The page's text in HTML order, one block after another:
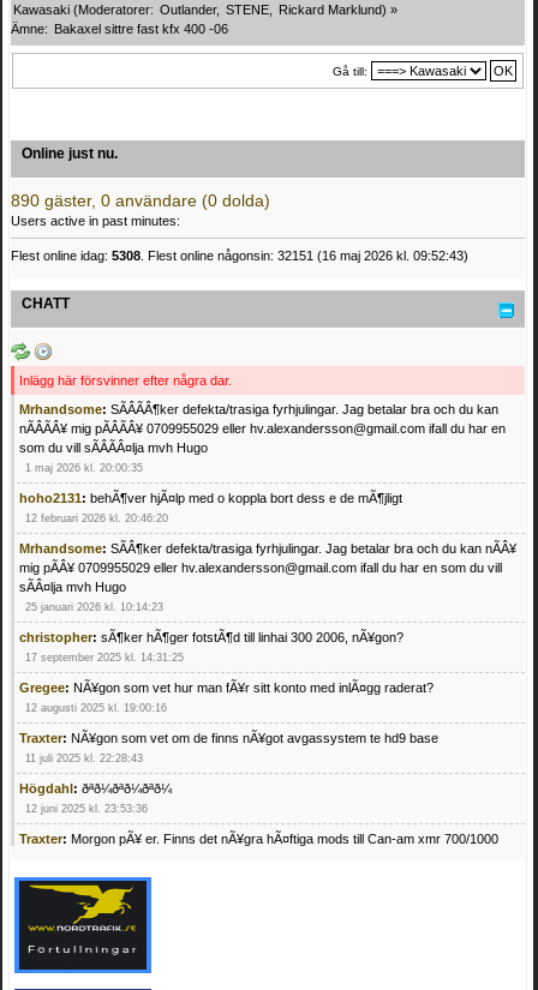
Kawasaki (Moderatorer: Outlander, STENE Rickard Marklund) »
Ämne: Bakaxel sittre fast kfx 400 -06
Gå till:
Online just nu.
890 gäster, 0 användare (0 dolda)
Users active in past minutes:
Flest online idag: 5308 . Flest online någonsin: 32151 (16 maj 2026 kl. 09:52:43)
CHATT
Inlägg här försvinner efter några dar.
Mrhandsome: SÃÂÃÂ¶ker defekta/trasiga fyrhjulingar. Jag betalar bra och du kan
nÃÂÃÂ¥ mig pÃÂÃÂ¥ 0709955029 eller hv.alexandersson@gmail.com ifall du har en
som du vill sÃÂÃÂ¤lja mvh Hugo
1 maj 2026 kl. 20:00:35
hoho2131: behÃ¶ver hjÃ¤lp med o koppla bort dess e de mÃ¶jligt
12 februari 2026 kl. 20:46:20
Mrhandsome: SÃÂ¶ker defekta/trasiga fyrhjulingar. Jag betalar bra och du kan nÃÂ¥
mig pÃÂ¥ 0709955029 eller hv.alexandersson@gmail.com ifall du har en som du vill
sÃÂ¤lja mvh Hugo
25 januari 2026 kl. 10:14:23
christopher: sÃ¶ker hÃ¶ger fotstÃ¶d till linhai 300 2006, nÃ¥gon?
17 september 2025 kl. 14:31:25
Gregee: NÃ¥gon som vet hur man fÃ¥r sitt konto med inlÃ¤gg raderat?
12 augusti 2025 kl. 19:00:16
Traxter: NÃ¥gon som vet om de finns nÃ¥got avgassystem te hd9 base
11 juli 2025 kl. 22:28:43
Högdahl: ðªð¼ðªð¼ðªð¼
12 juni 2025 kl. 23:53:36
Traxter: Morgon pÃ¥ er. Finns det nÃ¥gra hÃ¤ftiga mods till Can-am xmr 700/1000
Mrhandsome:SÃ¶ker defekta/trasiga fyrhjulingar. Jag betalar bra och du kan nÃ¥ mig
pÃ¥ 0709955029 eller hv.alexandersson@gmail.com ifall du har en som du vill sÃ¤lja
mvh Hugo
21 februari 2025 kl. 09:25:52
Oscar5:NÃ¥gon som vet vad man kan begÃ¤ra fÃ¶r en Honda TRX 350 FE 2005